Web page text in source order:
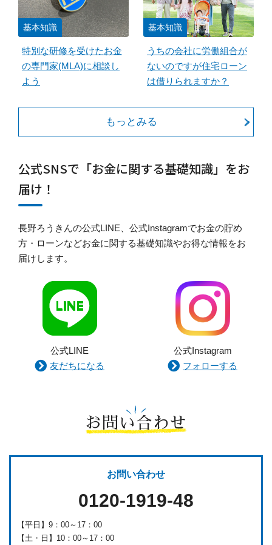
基本知識
特別な研修を受けたお金
の専門家(MLA)に相談し
よう
基本知識
うちの会社に労働組合が
ないのですが住宅ローン
は借りられますか？
もっとみる
公式SNSで「お金に関する基礎知識」をお
届け！
長野ろうきんの公式LINE、公式Instagramでお金の貯め
方・ローンなどお金に関する基礎知識やお得な情報をお
届けします。
公式LINE
友だちになる
公式Instagram
フォローする
お問い合わせ
お問い合わせ
0120-1919-48
【平日】9：00～17：00
【土・日】10：00～17：00